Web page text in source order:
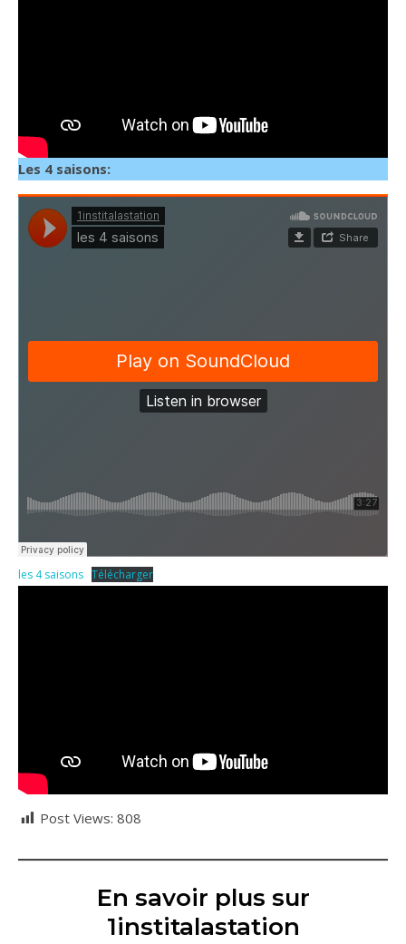
Les 4 saisons:
les 4 saisons Télécharger
Post Views: 808
En savoir plus sur
1institalastation